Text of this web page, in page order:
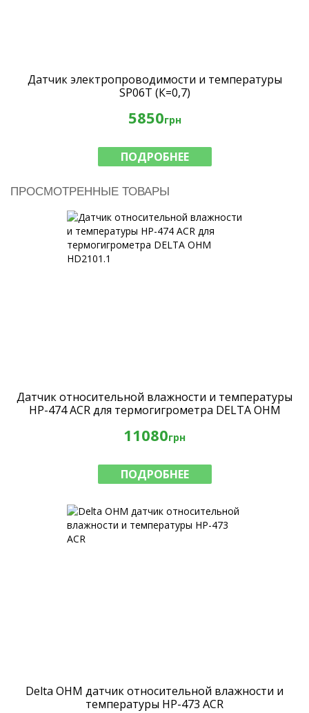
Датчик электропроводимости и температуры
SP06T (К=0,7)
5850грн
ПОДРОБНЕЕ
ПРОСМОТРЕННЫЕ ТОВАРЫ
Датчик относительной влажности и температуры
HP-474 ACR для термогигрометра DELTA OHM
11080грн
ПОДРОБНЕЕ
Delta OHM датчик относительной влажности и
температуры HP-473 ACR